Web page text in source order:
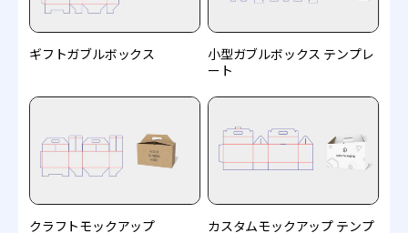
ギフトガブルボックス
小型ガブルボックス テンプレ
ート
クラフトモックアップ
カスタムモックアップ テンプ